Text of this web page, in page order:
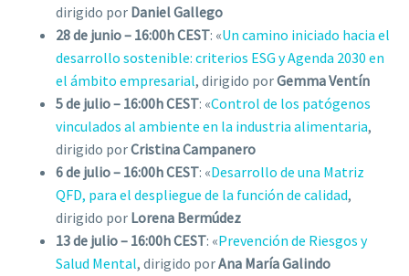
dirigido por Daniel Gallego
28 de junio – 16:00h CEST: «Un camino iniciado hacia el
desarrollo sostenible: criterios ESG y Agenda 2030 en
el ámbito empresarial, dirigido porGemma Ventín
5 de julio – 16:00h CEST: «Control de los patógenos
vinculados al ambiente en la industria alimentaria,
dirigido porCristina Campanero
6 de julio – 16:00h CEST: «Desarrollo de una Matriz
QFD, para el despliegue de la función de calidad,
dirigido por Lorena Bermúdez
13 de julio – 16:00h CEST: «Prevención de Riesgos y
Salud Mental, dirigido porAna María Galindo